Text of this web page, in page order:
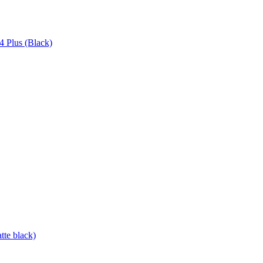
Plus (Black)
black)